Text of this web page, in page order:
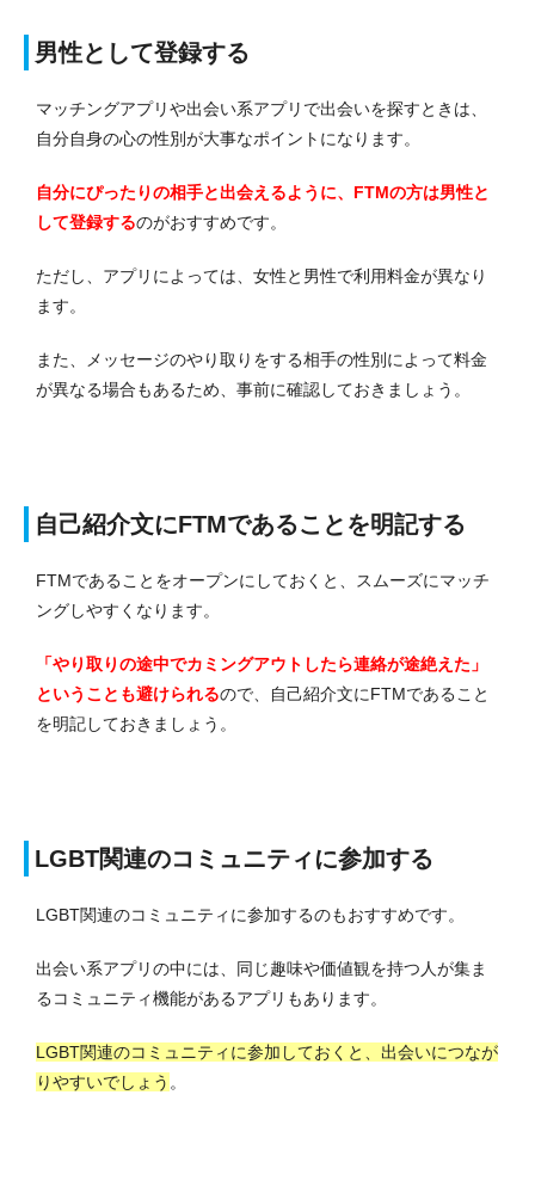
男性として登録する
マッチングアプリや出会い系アプリで出会いを探すときは、
自分自身の心の性別が大事なポイントになります。
自分にぴったりの相手と出会えるように、FTMの方は男性と
して登録するのがおすすめです。
ただし、アプリによっては、女性と男性で利用料金が異なり
ます。
また、メッセージのやり取りをする相手の性別によって料金
が異なる場合もあるため、事前に確認しておきましょう。
自己紹介文にFTMであることを明記する
FTMであることをオープンにしておくと、スムーズにマッチ
ングしやすくなります。
「やり取りの途中でカミングアウトしたら連絡が途絶えた」
ということも避けられるので、自己紹介文にFTMであること
を明記しておきましょう。
LGBT関連のコミュニティに参加する
LGBT関連のコミュニティに参加するのもおすすめです。
出会い系アプリの中には、同じ趣味や価値観を持つ人が集ま
るコミュニティ機能があるアプリもあります。
LGBT関連のコミュニティに参加しておくと、出会いにつなが
りやすいでしょう 。